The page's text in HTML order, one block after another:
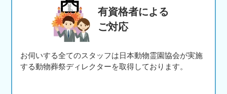
有資格者による
ご対応
お伺いする全てのスタッフは日本動物霊園協会が実施
する動物葬祭ディレクターを取得しております。